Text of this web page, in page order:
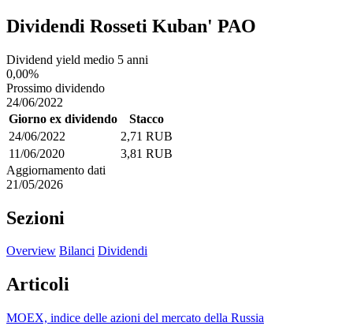
Dividendi Rosseti Kuban' PAO
Dividend yield medio 5 anni
0,00%
Prossimo dividendo
24/06/2022
Giorno ex dividendo
Stacco
24/06/2022
2,71 RUB
11/06/2020
3,81 RUB
Aggiornamento dati
21/05/2026
Sezioni
Overview Bilanci Dividendi
Articoli
MOEX, indice delle azioni del mercato della Russia